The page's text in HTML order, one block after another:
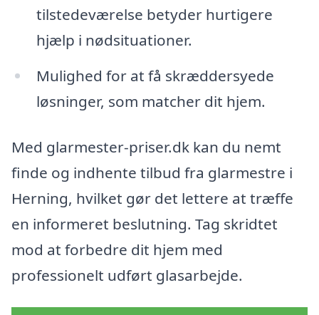
tilstedeværelse betyder hurtigere
hjælp i nødsituationer.
Mulighed for at få skræddersyede
løsninger, som matcher dit hjem.
Med glarmester-priser.dk kan du nemt
finde og indhente tilbud fra glarmestre i
Herning, hvilket gør det lettere at træffe
en informeret beslutning. Tag skridtet
mod at forbedre dit hjem med
professionelt udført glasarbejde.